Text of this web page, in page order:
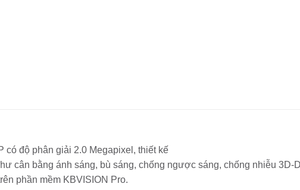
có độ phân giải 2.0 Megapixel, thiết kế
cân bằng ánh sáng, bù sáng, chống ngược sáng, chống nhiễu 3D-
phần mềm KBVISION Pro.